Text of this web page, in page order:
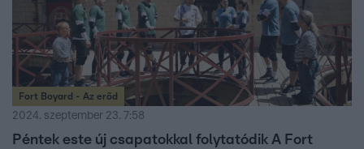
Fort Boyard - Az erőd
2024. szeptember 23. 7:58
Péntek este új csapatokkal folytatódik A Fort